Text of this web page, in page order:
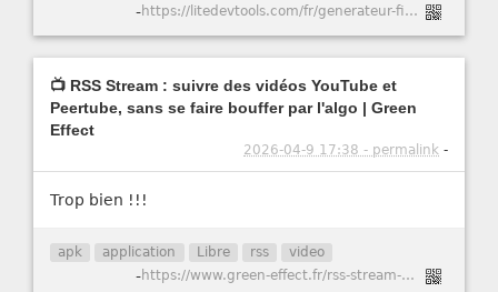
- https://litedevtools.com/fr/generateur-filtre-css/
📺 RSS Stream : suivre des vidéos YouTube et
Peertube, sans se faire bouffer par l'algo | Green
Effect
2026-04-9 17:38 - permalink -
Trop bien !!!
apk application Libre rss video
- https://www.green-effect.fr/rss-stream-suivre-des-videos-youtube-et-peertube-sans-se-faire-bouffer-par-l-algo